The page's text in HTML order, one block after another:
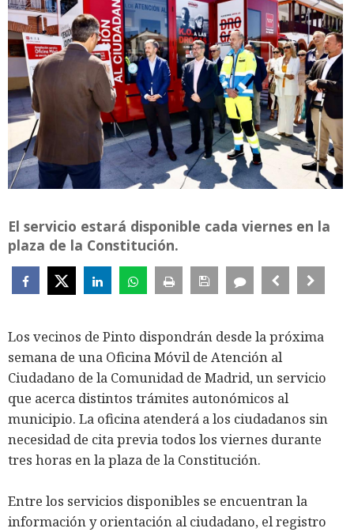
El servicio estará disponible cada viernes en la
plaza de la Constitución.
Los vecinos de Pinto dispondrán desde la próxima
semana de una Oficina Móvil de Atención al
Ciudadano de la Comunidad de Madrid, un servicio
que acerca distintos trámites autonómicos al
municipio. La oficina atenderá a los ciudadanos sin
necesidad de cita previa todos los viernes durante
tres horas en la plaza de la Constitución.
Entre los servicios disponibles se encuentran la
información y orientación al ciudadano, el registro